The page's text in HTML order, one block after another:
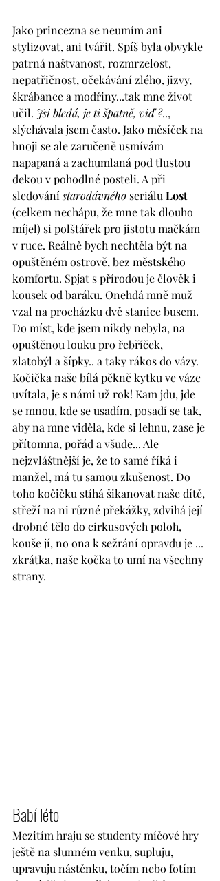
Jako princezna se neumím ani
stylizovat, ani tvářit. Spíš byla obvykle
patrná naštvanost, rozmrzelost,
nepatřičnost, očekávání zlého, jizvy,
škrábance a modřiny...tak mne život
učil. Jsi bledá, je ti špatně, viď ?..,
slýchávala jsem často. Jako měsíček na
hnoji se ale zaručeně usmívám
napapaná a zachumlaná pod tlustou
dekou v pohodlné posteli. A při
sledování starodávného seriálu Lost
(celkem nechápu, že mne tak dlouho
míjel) si polštářek pro jistotu mačkám
v ruce. Reálně bych nechtěla být na
opuštěném ostrově, bez městského
komfortu. Spjat s přírodou je člověk i
kousek od baráku. Onehdá mně muž
vzal na procházku dvě stanice busem.
Do míst, kde jsem nikdy nebyla, na
opuštěnou louku pro řebříček,
zlatobýl a šípky.. a taky rákos do vázy.
Kočička naše bílá pěkně kytku ve váze
uvítala, je s námi už rok! Kam jdu, jde
se mnou, kde se usadím, posadí se tak,
aby na mne viděla, kde si lehnu, zase je
přítomna, pořád a všude... Ale
nejzvláštnější je, že to samé říká i
manžel, má tu samou zkušenost. Do
toho kočičku stíhá šikanovat naše dítě,
střeží na ni různé překážky, zdvihá její
drobné tělo do cirkusových poloh,
kouše jí, no ona k sežrání opravdu je ...
zkrátka, naše kočka to umí na všechny
strany.
Babí léto
Mezitím hraju se studenty míčové hry
ještě na slunném venku, supluju,
upravuju nástěnku, točím nebo fotím